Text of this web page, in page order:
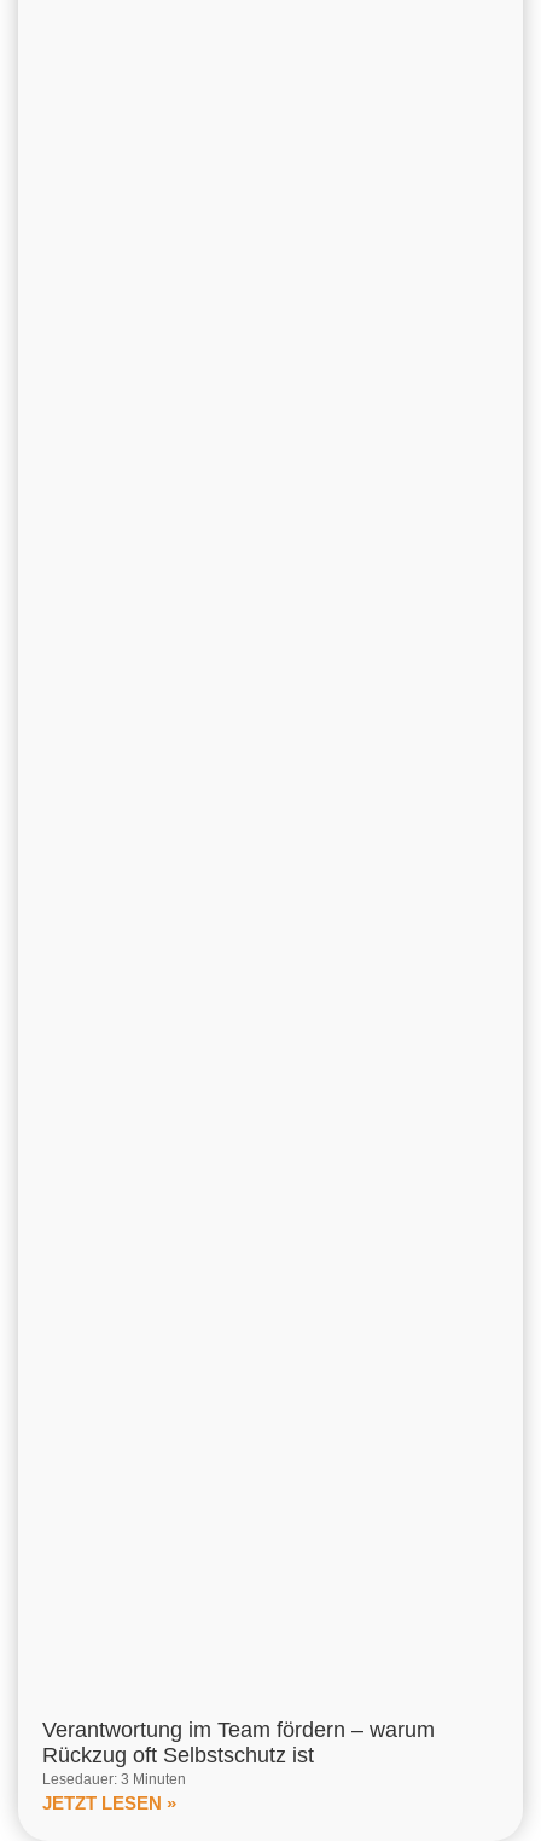
Verantwortung im Team fördern – warum
Rückzug oft Selbstschutz ist
Lesedauer: 3 Minuten
JETZT LESEN »